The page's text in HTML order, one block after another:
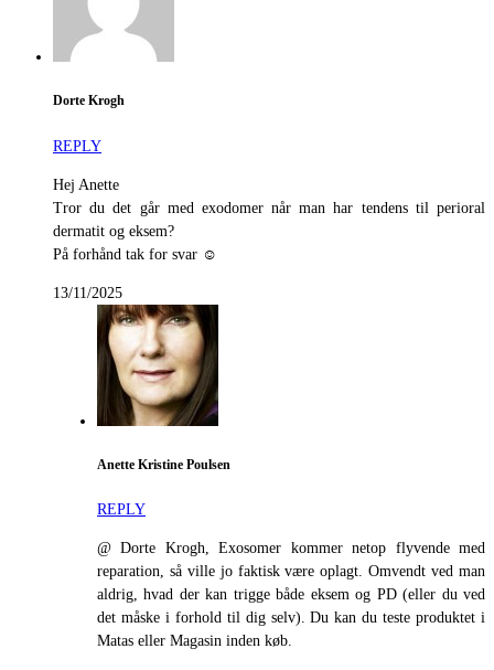
Dorte Krogh
REPLY
Hej Anette
Tror du det går med exodomer når man har tendens til perioral
dermatit og eksem?
På forhånd tak for svar ☺️
13/11/2025
Anette Kristine Poulsen
REPLY
@ Dorte Krogh, Exosomer kommer netop flyvende med
reparation, så ville jo faktisk være oplagt. Omvendt ved man
aldrig, hvad der kan trigge både eksem og PD (eller du ved
det måske i forhold til dig selv). Du kan du teste produktet i
Matas eller Magasin inden køb.